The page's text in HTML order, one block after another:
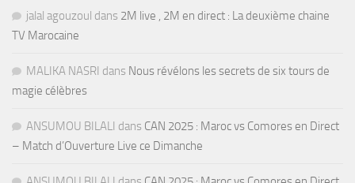
jalal agouzoul dans 2M live , 2M en direct : La deuxième chaine
TV Marocaine
MALIKA NASRI dans Nous révélons les secrets de six tours de
magie célèbres
ANSUMOU BILALI dans CAN 2025 : Maroc vs Comores en Direct
– Match d’Ouverture Live ce Dimanche